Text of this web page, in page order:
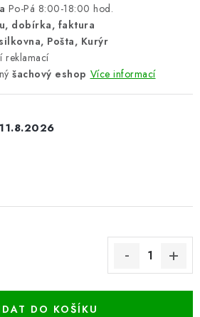
Po-Pá 8:00-18:00 hod.
dobírka, faktura
Pošta, Kurýr
reklamací
šachový eshop Více informací
11.8.2026
DO KOŠÍKU